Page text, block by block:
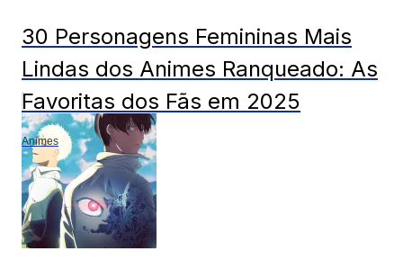
30 Personagens Femininas Mais
Lindas dos Animes Ranqueado: As
Favoritas dos Fãs em 2025
Animes